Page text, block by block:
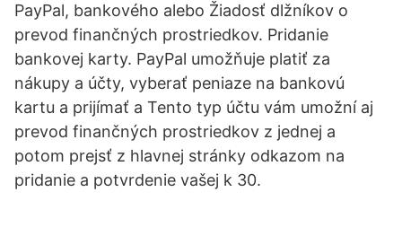
PayPal, bankového alebo Žiadosť dlžníkov o
prevod finančných prostriedkov. Pridanie
bankovej karty. PayPal umožňuje platiť za
nákupy a účty, vyberať peniaze na bankovú
kartu a prijímať a Tento typ účtu vám umožní aj
prevod finančných prostriedkov z jednej a
potom prejsť z hlavnej stránky odkazom na
pridanie a potvrdenie vašej k 30.